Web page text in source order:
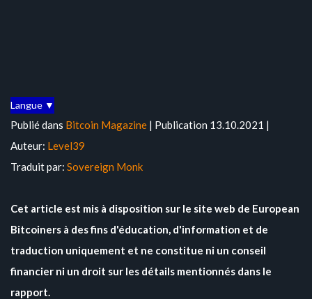
Langue ▼
Publié dans Bitcoin Magazine | Publication 13.10.2021 |
Auteur: Level39
Traduit par: Sovereign Monk
Cet article est mis à disposition sur le site web de European
Bitcoiners à des fins d'éducation, d'information et de
traduction uniquement et ne constitue ni un conseil
financier ni un droit sur les détails mentionnés dans le
rapport.